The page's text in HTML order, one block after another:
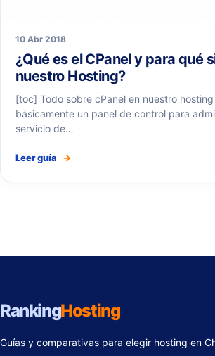
10 Abr 2018
¿Qué es el CPanel y para qué
nuestro Hosting?
[toc] Todo sobre cPanel en nuestro
básicamente un panel de control para
servicio de…
Leer guía →
RankingHosting
Guías y comparativas para elegir hosting en